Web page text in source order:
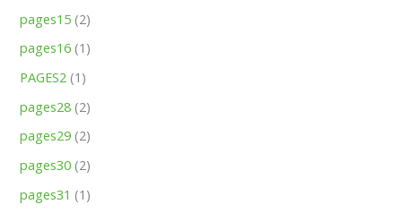
pages15 (2)
pages16 (1)
PAGES2 (1)
pages28 (2)
pages29 (2)
pages30 (2)
pages31 (1)